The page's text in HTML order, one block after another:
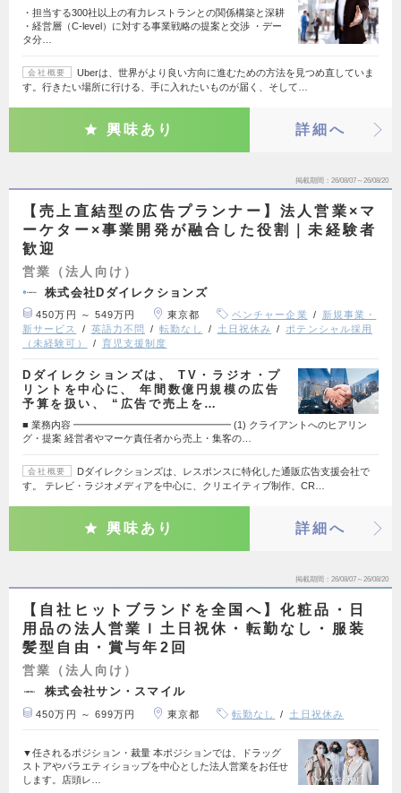
・担当する300社以上の有力レストランとの関係構築と深耕
・経営層（C-level）に対する事業戦略の提案と交渉 ・デー
タ分…
会社概要
Uberは、世界がより良い方向に進むための方法を見つめ直していま
す。行きたい場所に行ける、手に入れたいものが届く、そして…
興味あり 詳細へ
掲載期間 26/08/07～26/08/20
【売上直結型の広告プランナー】法人営業×マ
ーケター×事業開発が融合した役割｜未経験者
歓迎
営業（法人向け）
株式会社Dダイレクションズ
450万円 ～ 549万円 東京都 ベンチャー企業
新規事業・
新サービス
英語力不問 転勤なし 土日祝休み
ポテンシャル採用
（未経験可）
育児支援制度
Dダイレクションズは、 TV・ラジオ・プ
リントを中心に、 年間数億円規模の広告
予算を扱い、 “広告で売上を…
■ 業務内容 ━━━━━━━━━━━━━━━━ (1) クライアントへのヒアリン
グ・提案 経営者やマーケ責任者から売上・集客の…
会社概要
Dダイレクションズは、レスポンスに特化した通販広告支援会社で
す。 テレビ・ラジオメディアを中心に、クリエイティブ制作、CR…
興味あり 詳細へ
掲載期間 26/08/07～26/08/20
【自社ヒットブランドを全国へ】化粧品・日
用品の法人営業ｌ土日祝休・転勤なし・服装
髪型自由・賞与年2回
営業（法人向け）
株式会社サン・スマイル
450万円 ～ 699万円 東京都 転勤なし 土日祝休み
▼任されるポジション・裁量 本ポジションでは、ドラッグ
ストアやバラエティショップを中心とした法人営業をお任せ
します。店頭レ…